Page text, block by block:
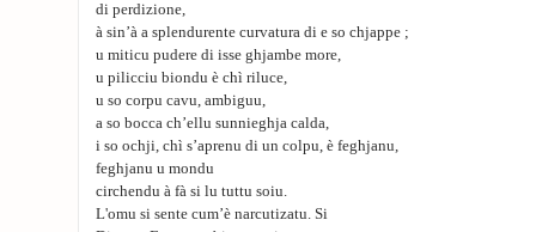
di perdizione,
à sin’à a splendurente curvatura di e so chjappe ;
u miticu pudere di isse ghjambe more,
u pilicciu biondu è chì riluce,
u so corpu cavu, ambiguu,
a so bocca ch’ellu sunnieghja calda,
i so ochji, chì s’aprenu di un colpu, è feghjanu,
feghjanu u mondu
circhendu à fà si lu tuttu soiu.
L'omu si sente cum’è narcutizatu. Si